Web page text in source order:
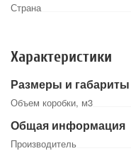
Страна
Характеристики
Размеры и габариты
Объем коробки, м3
Общая информация
Производитель